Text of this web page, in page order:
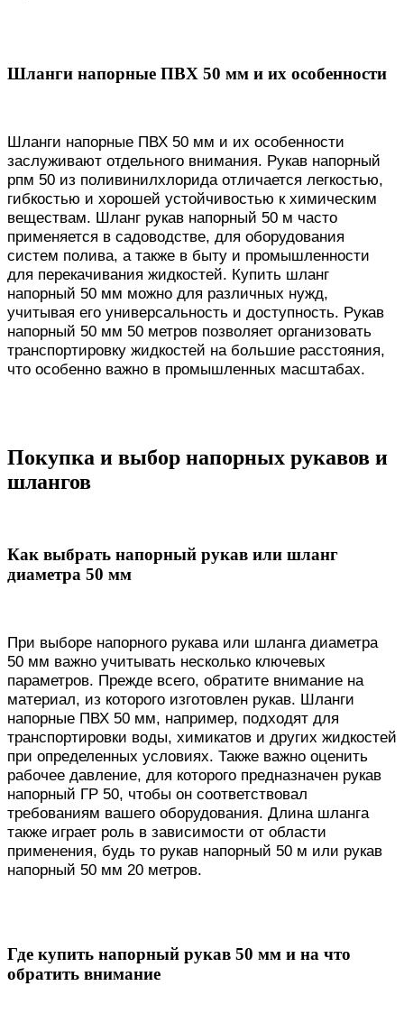
Шланги напорные ПВХ 50 мм и их особенности
Шланги напорные ПВХ 50 мм и их особенности
заслуживают отдельного внимания. Рукав напорный
рпм 50 из поливинилхлорида отличается легкостью,
гибкостью и хорошей устойчивостью к химическим
веществам. Шланг рукав напорный 50 м часто
применяется в садоводстве, для оборудования
систем полива, а также в быту и промышленности
для перекачивания жидкостей. Купить шланг
напорный 50 мм можно для различных нужд,
учитывая его универсальность и доступность. Рукав
напорный 50 мм 50 метров позволяет организовать
транспортировку жидкостей на большие расстояния,
что особенно важно в промышленных масштабах.
Покупка и выбор напорных рукавов и
шлангов
Как выбрать напорный рукав или шланг
диаметра 50 мм
При выборе напорного рукава или шланга диаметра
50 мм важно учитывать несколько ключевых
параметров. Прежде всего, обратите внимание на
материал, из которого изготовлен рукав. Шланги
напорные ПВХ 50 мм, например, подходят для
транспортировки воды, химикатов и других жидкостей
при определенных условиях. Также важно оценить
рабочее давление, для которого предназначен рукав
напорный ГР 50, чтобы он соответствовал
требованиям вашего оборудования. Длина шланга
также играет роль в зависимости от области
применения, будь то рукав напорный 50 м или рукав
напорный 50 мм 20 метров.
Где купить напорный рукав 50 мм и на что
обратить внимание